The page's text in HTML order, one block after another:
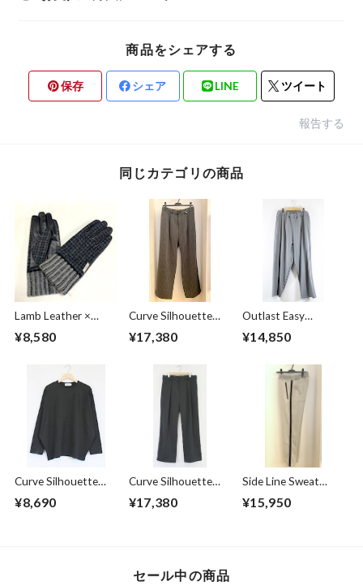
商品をシェアする
保存 シェア LINE ツイート
報告する
同じカテゴリの商品
Lamb Leather ×
Combination
¥8,580
Curve Silhouette
Stripe
¥17,380
Outlast Easy
¥14,850
Curve Silhouette
¥8,690
Curve Silhouette
Charcoal
¥17,380
Side Line Sweat
Gray
¥15,950
セール中の商品